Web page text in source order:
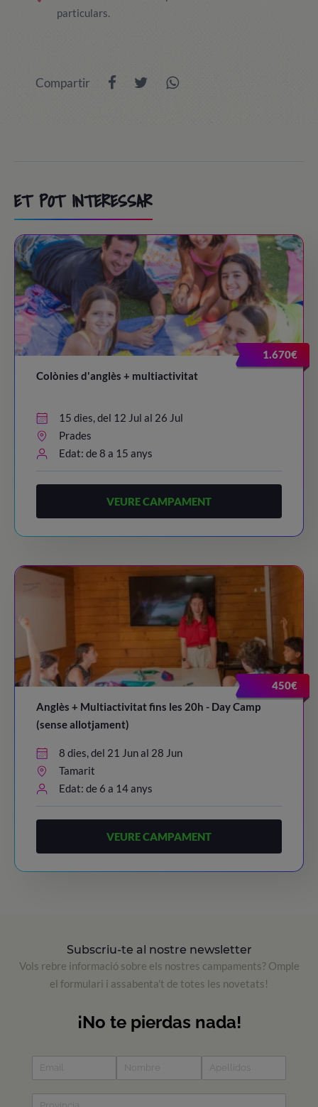
particulars.
Compartir
ET POT INTERESSAR
1.670€
Colònies d'anglès + multiactivitat
15 dies, del 12 Jul al 26 Jul
Prades
Edat: de 8 a 15 anys
VEURE CAMPAMENT
450€
Anglès + Multiactivitat fins les 20h - Day Camp
(sense allotjament)
8 dies, del 21 Jun al 28 Jun
Tamarit
Edat: de 6 a 14 anys
VEURE CAMPAMENT
Subscriu-te al nostre newsletter
Vols rebre informació sobre els nostres campaments? Omple
el formulari i assabenta't de totes les novetats!